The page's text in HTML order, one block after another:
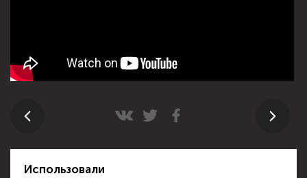
Использовали